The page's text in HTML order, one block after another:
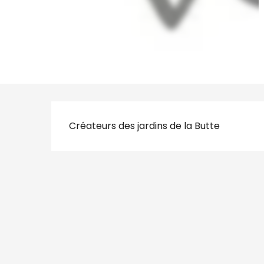
Description
Créateurs des jardins de la Butte